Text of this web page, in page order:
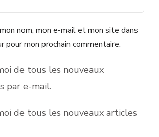
nom, mon e-mail et mon site dans
pour mon prochain commentaire.
de tous les nouveaux
par e-mail.
de tous les nouveaux articles